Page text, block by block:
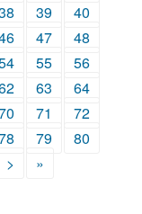
39
40
47
48
55
56
63
64
71
72
79
80
> »